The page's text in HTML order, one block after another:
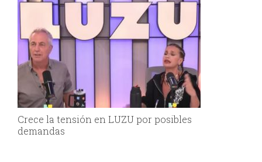
Crece la tensión en LUZU por posibles
demandas